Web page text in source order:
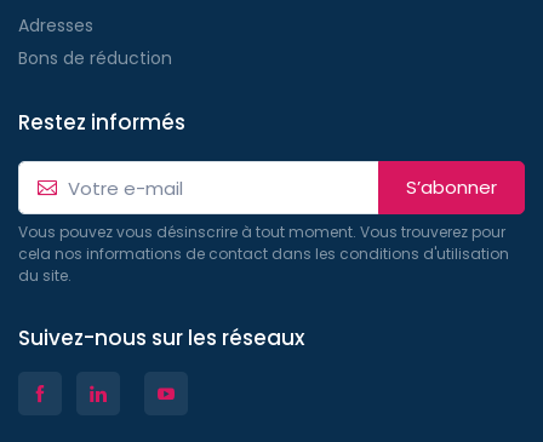
Adresses
Bons de réduction
Restez informés
S’abonner
Vous pouvez vous désinscrire à tout moment. Vous trouverez pour
cela nos informations de contact dans les conditions d'utilisation
du site.
Suivez-nous sur les réseaux